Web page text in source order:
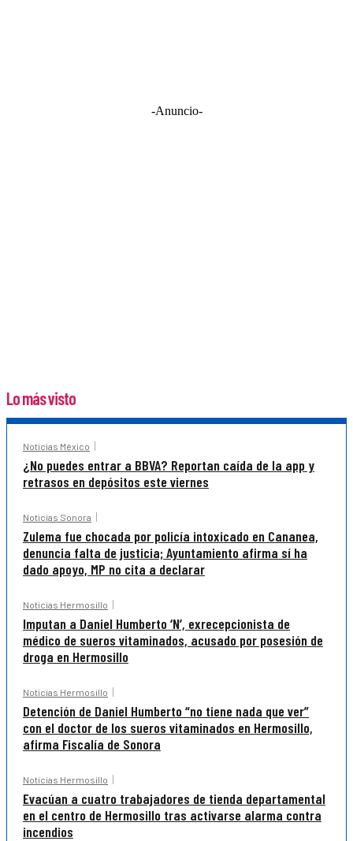
-Anuncio-
Lo más visto
Noticias México
¿No puedes entrar a BBVA? Reportan caída de la app y
retrasos en depósitos este viernes
Noticias Sonora
Zulema fue chocada por policía intoxicado en Cananea,
denuncia falta de justicia; Ayuntamiento afirma sí ha
dado apoyo, MP no cita a declarar
Noticias Hermosillo
Imputan a Daniel Humberto ‘N’, exrecepcionista de
médico de sueros vitaminados, acusado por posesión de
droga en Hermosillo
Noticias Hermosillo
Detención de Daniel Humberto “no tiene nada que ver”
con el doctor de los sueros vitaminados en Hermosillo,
afirma Fiscalía de Sonora
Noticias Hermosillo
Evacúan a cuatro trabajadores de tienda departamental
en el centro de Hermosillo tras activarse alarma contra
incendios